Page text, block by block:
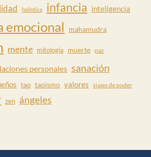
holística infancia inteligencia
emocional mahamudra
mente mitología muerte paz
personales sanación
tao taoísmo valores viajes de poder
zen ángeles